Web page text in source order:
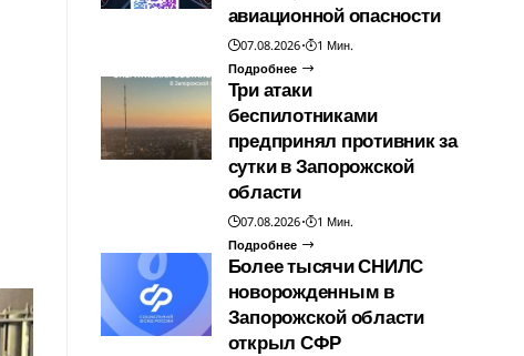
авиационной опасности
07.08.2026
1 Мин.
Подробнее
Три атаки
беспилотниками
предпринял противник за
сутки в Запорожской
области
07.08.2026
1 Мин.
Подробнее
Более тысячи СНИЛС
новорожденным в
Запорожской области
открыл СФР